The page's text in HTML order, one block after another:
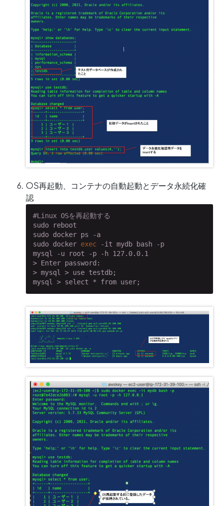
OS再起動、コンテナの自動起動とデータ永続化確
認
#Linux OSを再起動する
sudo reboot
sudo docker ps -a
sudo docker exec -it mydb bash -p
mysql -u root -p -h 127.0.0.1
> Enter password:
> mysql > use testdb;
mysql > select * from user;